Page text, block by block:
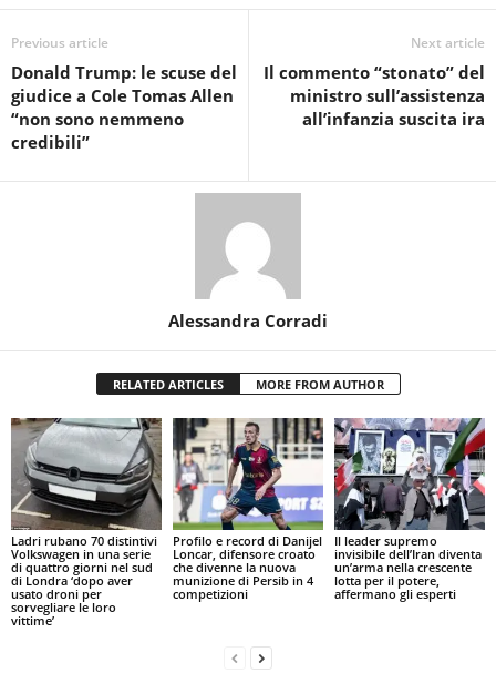
Previous article
Donald Trump: le scuse del
giudice a Cole Tomas Allen
“non sono nemmeno
credibili”
Next article
Il commento “stonato” del
ministro sull’assistenza
all’infanzia suscita ira
Alessandra Corradi
RELATED ARTICLES MORE FROM AUTHOR
Ladri rubano 70 distintivi
Volkswagen in una serie
di quattro giorni nel sud
di Londra ‘dopo aver
usato droni per
sorvegliare le loro
vittime’
Profilo e record di Danijel
Loncar, difensore croato
che divenne la nuova
munizione di Persib in 4
competizioni
Il leader supremo
invisibile dell’Iran diventa
un’arma nella crescente
lotta per il potere,
affermano gli esperti